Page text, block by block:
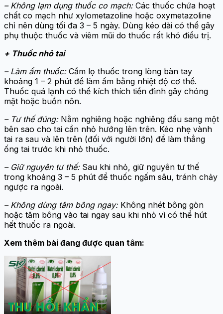
– Không lạm dụng thuốc co mạch: Các thuốc chứa hoạt
chất co mạch như xylometazoline hoặc oxymetazoline
chỉ nên dùng tối đa 3 – 5 ngày. Dùng kéo dài có thể gây
phụ thuộc thuốc và viêm mũi do thuốc rất khó điều trị.
+ Thuốc nhỏ tai
– Làm ấm thuốc: Cầm lọ thuốc trong lòng bàn tay
khoảng 1 – 2 phút để làm ấm bằng nhiệt độ cơ thể.
Thuốc quá lạnh có thể kích thích tiền đình gây chóng
mặt hoặc buồn nôn.
– Tư thế đúng: Nằm nghiêng hoặc nghiêng đầu sang một
bên sao cho tai cần nhỏ hướng lên trên. Kéo nhẹ vành
tai ra sau và lên trên (đối với người lớn) để làm thẳng
ống tai trước khi nhỏ thuốc.
– Giữ nguyên tư thế:Sau khi nhỏ, giữ nguyên tư thế
trong khoảng 3 – 5 phút để thuốc ngấm sâu, tránh chảy
ngược ra ngoài.
– Không dùng tăm bông ngay:Không nhét bông gòn
hoặc tăm bông vào tai ngay sau khi nhỏ vì có thể hút
hết thuốc ra ngoài.
Xem thêm bài đang được quan tâm: